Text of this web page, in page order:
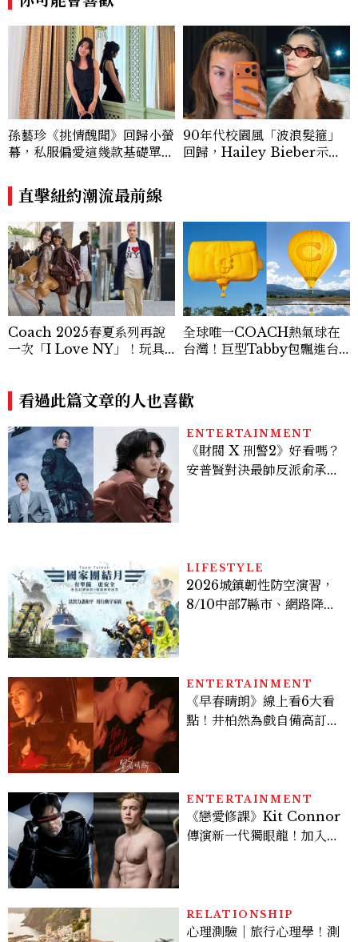
孫藝珍《挑情醜聞》回歸小螢
幕，私服偏愛這幾款基礎單
本！
90年代校園風「波浪髮箍」
回歸，Hailey Bieber示範
直擊紐約潮流最前線
Coach 2025春夏系列再說
一次「I Love NY」！玩具
全球唯一COACH熱氣球在
台灣！巨型Tabby包飄進台
看過此篇文章的人也喜歡
ENTERTAINMENT
《財閥 X 刑警2》好看嗎？
安普賢對決最帥反派俞承
LIFESTYLE
2026城鎮韌性防空演習，
8/10中部7縣市、網路降速
ENTERTAINMENT
《早春晴朗》線上看6大看
點！井柏然為戲自備高訂，
ENTERTAINMENT
《戀愛修課》Kit Connor
傳演新一代獨眼龍！加入新
RELATIONSHIP
心理測驗｜旅行心理學！測